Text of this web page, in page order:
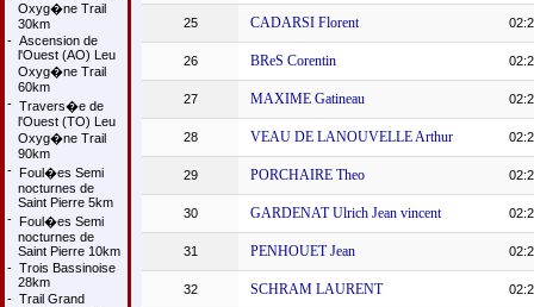
Oxyg�ne Trail
30km
- Ascension de
l'Ouest (AO) Leu
Oxyg�ne Trail
60km
- Travers�e de
l'Ouest (TO) Leu
Oxyg�ne Trail
90km
- Foul�es Semi
nocturnes de
Saint Pierre 5km
- Foul�es Semi
nocturnes de
Saint Pierre 10km
- Trois Bassinoise
28km
- Trail Grand
25 CADARSI Florent
26 BReS Corentin
27 MAXIME Gatineau
28 VEAU DE LANOUVELLE Arthur
29 PORCHAIRE Theo
30 GARDENAT Ulrich Jean vincent
31 PENHOUET Jean
32 SCHRAM LAURENT